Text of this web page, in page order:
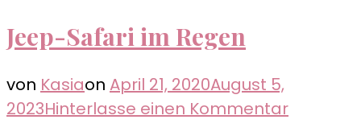
Jeep-Safari im Regen
von Kasiaon April 21, 2020August 5,
2023Hinterlasse einen Kommentarzu